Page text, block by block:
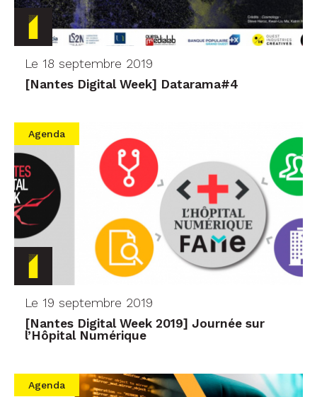
Le 18 septembre 2019
[Nantes Digital Week] Datarama#4
Agenda
Le 19 septembre 2019
[Nantes Digital Week 2019] Journée sur
l’Hôpital Numérique
Agenda